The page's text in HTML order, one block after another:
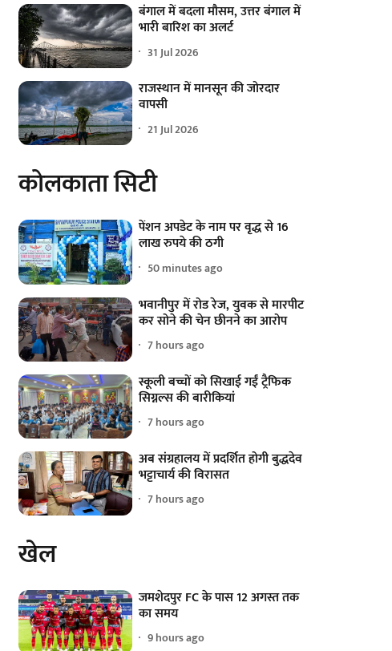
बंगाल में बदला मौसम, उत्तर बंगाल में
भारी बारिश का अलर्ट
31 Jul 2026
राजस्थान में मानसून की जोरदार
वापसी
21 Jul 2026
कोलकाता सिटी
पेंशन अपडेट के नाम पर वृद्ध से 16
लाख रुपये की ठगी
50 minutes ago
भवानीपुर में रोड रेज, युवक से मारपीट
कर सोने की चेन छीनने का आरोप
7 hours ago
स्कूली बच्चों को सिखाई गईं ट्रैफिक
सिग्नल्स की बारीकियां
7 hours ago
अब संग्रहालय में प्रदर्शित होगी बुद्धदेव
भट्टाचार्य की विरासत
7 hours ago
खेल
जमशेदपुर FC के पास 12 अगस्त तक
का समय
9 hours ago